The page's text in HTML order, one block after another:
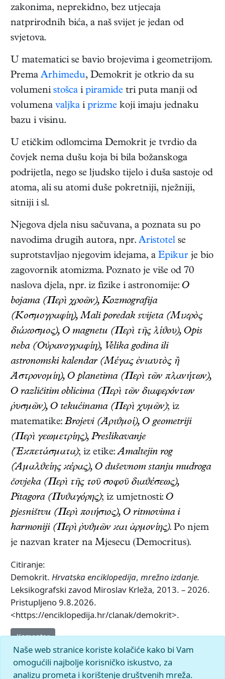
zakonima, neprekidno, bez utjecaja
natprirodnih bića, a naš svijet je jedan od
svjetova.
U matematici se bavio brojevima i geometrijom.
Prema Arhimedu, Demokrit je otkrio da su
volumeni stošca i piramide tri puta manji od
volumena valjka i prizme koji imaju jednaku
bazu i visinu.
U etičkim odlomcima Demokrit je tvrdio da
čovjek nema dušu koja bi bila božanskoga
podrijetla, nego se ljudsko tijelo i duša sastoje od
atoma, ali su atomi duše pokretniji, nježniji,
sitniji i sl.
Njegova djela nisu sačuvana, a poznata su po
navodima drugih autora, npr. Aristotel se
suprotstavljao njegovim idejama, a Epikur je bio
zagovornik atomizma. Poznato je više od 70
naslova djela, npr. iz fizike i astronomije: O
bojama (Περὶ χροῶν), Kozmografija
(Κοσμογραφίη), Mali poredak svijeta (Μιϰρὸς
διάϰοσμος), O magnetu (Περὶ τῆς λίϑου), Opis
neba (Οὐρανογραφίη), Velika godina ili
astronomski kalendar (Μέγας ἐνιαυτὸς ἢ
Ἀστρονομίη), O planetima (Περὶ τῶν πλανήτων),
O različitim oblicima (Περὶ τῶν διαφερόντων
ῥυσμῶν), O tekućinama (Περὶ χυμῶν); iz
matematike: Brojevi (Ἀριϑμοί), O geometriji
(Περὶ γεωμετρίης), Preslikavanje
(̓Ἐϰπετάσματα); iz etike:Amaltejin rog
(̕Αμαλϑείης ϰέρας), O duševnom stanju mudroga
čovjeka (Περὶ τῆς τοῦ σοφοῦ διαϑέσεως),
Pitagora (Πυϑαγόρης); iz umjetnosti: O
pjesništvu (Περὶ ποιήσιος), O ritmovima i
harmoniji (Περὶ ῥυϑμῶν ϰαι ἁρμονίης). Po njem
je nazvan krater na Mjesecu (Democritus).
Citiranje:
Demokrit. Hrvatska enciklopedija, mrežno izdanje.
Leksikografski zavod Miroslav Krleža, 2013. – 2026.
Pristupljeno 9.8.2026.
<https://enciklopedija.hr/clanak/demokrit>.
Komentar
Naše web stranice koriste kolačiće kako bi Vam
omogućili najbolje korisničko iskustvo, za
analizu prometa i korištenje društvenih mreža.